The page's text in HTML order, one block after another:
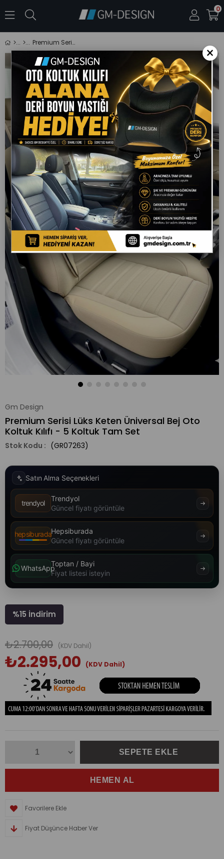
0
Premium Serisi Lüks Keten Üniversal Bej Oto Koltuk Kılıfı - 5 Koltuk Tam Set
Gm Design
Premium Serisi Lüks Keten Üniversal Bej Oto
Koltuk Kılıfı - 5 Koltuk Tam Set
(GR07263)
Satın Alma Seçenekleri
trendyol
Trendyol
Güncel fiyatı görüntüle
hepsiburadaHepsiburada
Güncel fiyatı görüntüle
WhatsApp
Toptan / Bayi
Fiyat listesi isteyin
%15 İndirim
₺2.700,00 (KDV Dahil)
₺2.295,00 (KDV Dahil)
Favorilere Ekle
Fiyat Düşünce Haber Ver
×